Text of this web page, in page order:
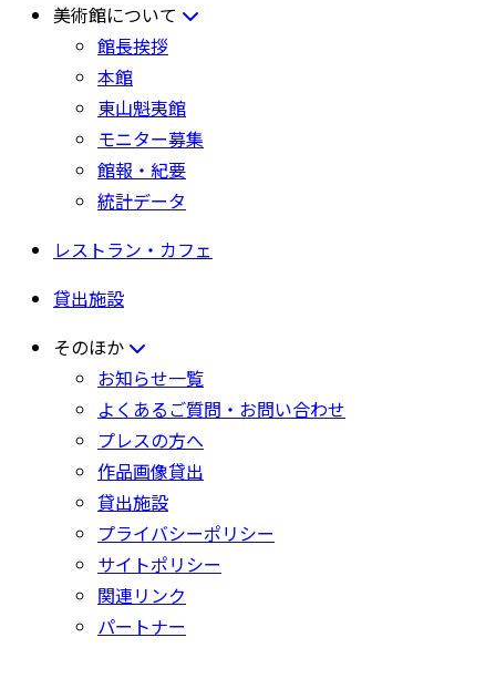
美術館について
館長挨拶
本館
東山魁夷館
モニター募集
館報・紀要
統計データ
レストラン・カフェ
貸出施設
そのほか
お知らせ一覧
よくあるご質問・お問い合わせ
プレスの方へ
作品画像貸出
貸出施設
プライバシーポリシー
サイトポリシー
関連リンク
パートナー